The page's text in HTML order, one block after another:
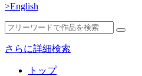
>English
さらに詳細検索
トップ